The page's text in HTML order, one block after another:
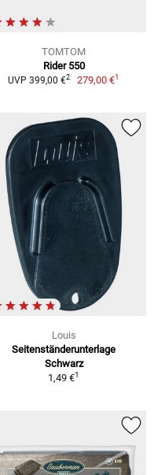
TOMTOM
Rider 550
UVP 399,00 €2 279,00 €1
Louis
Seitenständerunterlage
Schwarz
1,49 €1